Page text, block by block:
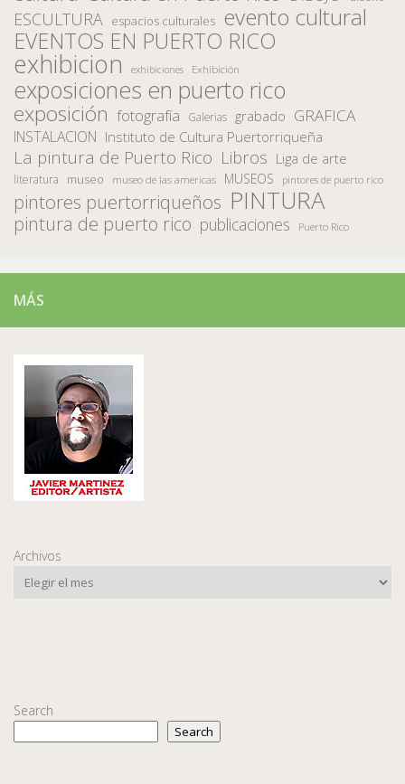
ESCULTURA espacios culturales evento cultural
EVENTOS EN PUERTO RICO
exhibicion exhibiciones Exhibición
exposiciones en puerto rico
exposición fotografía Galerias grabado GRAFICA
INSTALACION Instituto de Cultura Puertorriqueña
La pintura de Puerto Rico Libros Liga de arte
literatura museo museo de las americas MUSEOS pintores de puerto rico
pintores puertorriqueños PINTURA
pintura de puerto rico publicaciones Puerto Rico
MÁS
Archivos
Search
Search